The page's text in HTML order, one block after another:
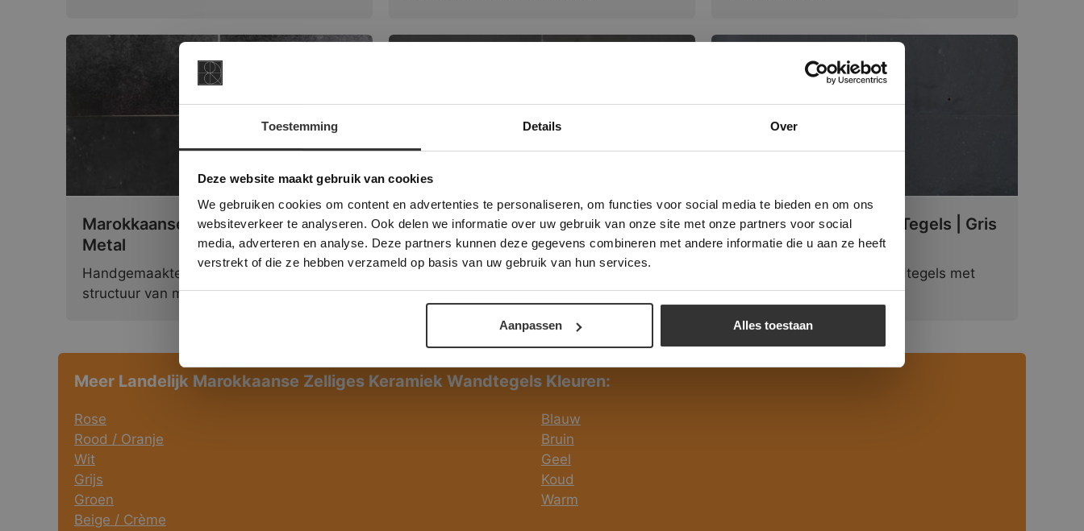
Toestemming Details Over
Deze website maakt gebruik van cookies
We gebruiken cookies om content en advertenties te personaliseren, om functies voor social media te bieden en om ons
websiteverkeer te analyseren. Ook delen we informatie over uw gebruik van onze site met onze partners voor social
media, adverteren en analyse. Deze partners kunnen deze gegevens combineren met andere informatie die u aan ze heeft
verstrekt of die ze hebben verzameld op basis van uw gebruik van hun services.
Aanpassen Alles toestaan
Marokkaanse Zelliges Tegels | Noir
Metal
Handgemaakte wandtegels met de
structuur van metaal.
Marokkaanse Zelliges Tegels | Gris
Nocture
Deze warm grijze Zelliges zijn een
toevoeging aan ieder interieur.
Marokkaanse Zelliges Tegels | Gris
Orage
Handgemaakte grijze wandtegels met
een bijzondere uitstraling.
Meer Landelijk Marokkaanse Zelliges Keramiek Wandtegels Kleuren:
Rose
Rood / Oranje
Wit
Grijs
Groen
Beige / Crème
Blauw
Bruin
Geel
Koud
Warm
×
Deze website maakt gebruik van cookies.
Deze website gebruikt cookies om de gebruikerservaring te verbeteren. Door gebruik te maken van
onze website geeft u toestemming voor alle cookies in overeenstemming met ons cookiebeleid.
verder
ALLES ACCEPTEREN ALLES AFWIJZEN